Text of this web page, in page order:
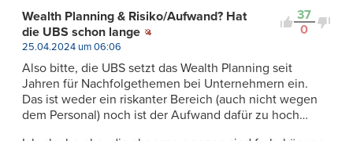
37
0
Wealth Planning & Risiko/Aufwand? Hat
die UBS schon lange
25.04.2024 um 06:06
Also bitte, die UBS setzt das Wealth Planning seit
Jahren für Nachfolgethemen bei Unternehmern ein.
Das ist weder ein riskanter Bereich (auch nicht wegen
dem Personal) noch ist der Aufwand dafür zu hoch…